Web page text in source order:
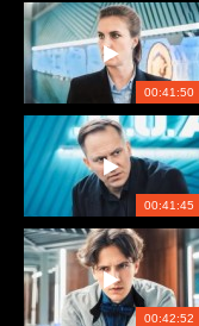
00:41:50
00:41:45
00:42:52